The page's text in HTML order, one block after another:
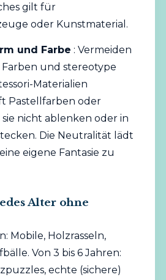
gilt für
oder Kunstmaterial.
und Farbe : Vermeiden
Farben und stereotype
Materialien
Pastellfarben oder
nicht ablenken oder in
Die Neutralität lädt
eigene Fantasie zu
Alter ohne
Mobile, Holzrasseln,
Von 3 bis 6 Jahren:
echte (sichere)